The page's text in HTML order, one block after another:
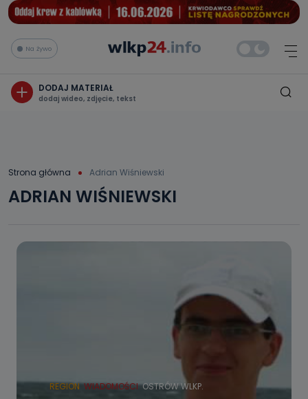
Na żywo
DODAJ MATERIAŁ
dodaj wideo, zdjęcie, tekst
Strona główna Adrian Wiśniewski
ADRIAN WIŚNIEWSKI
REGION WIADOMOŚCI OSTRÓW WLKP.